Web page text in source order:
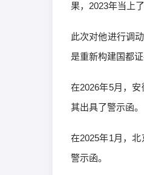
果，2023年当上
此次对他进行调
是重新构建国都
在2026年5月，
其出具了警示函。
在2025年1月，
警示函。